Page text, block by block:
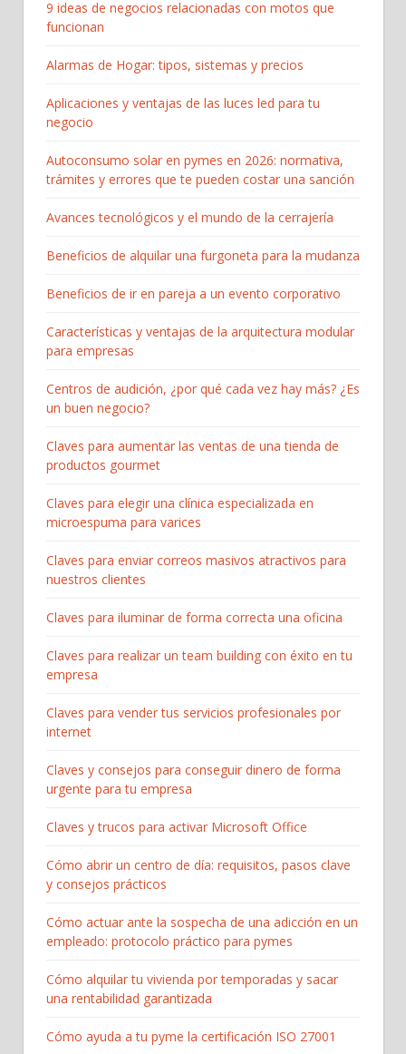
9 ideas de negocios relacionadas con motos que
funcionan
Alarmas de Hogar: tipos, sistemas y precios
Aplicaciones y ventajas de las luces led para tu
negocio
Autoconsumo solar en pymes en 2026: normativa,
trámites y errores que te pueden costar una sanción
Avances tecnológicos y el mundo de la cerrajería
Beneficios de alquilar una furgoneta para la mudanza
Beneficios de ir en pareja a un evento corporativo
Características y ventajas de la arquitectura modular
para empresas
Centros de audición, ¿por qué cada vez hay más? ¿Es
un buen negocio?
Claves para aumentar las ventas de una tienda de
productos gourmet
Claves para elegir una clínica especializada en
microespuma para varices
Claves para enviar correos masivos atractivos para
nuestros clientes
Claves para iluminar de forma correcta una oficina
Claves para realizar un team building con éxito en tu
empresa
Claves para vender tus servicios profesionales por
internet
Claves y consejos para conseguir dinero de forma
urgente para tu empresa
Claves y trucos para activar Microsoft Office
Cómo abrir un centro de día: requisitos, pasos clave
y consejos prácticos
Cómo actuar ante la sospecha de una adicción en un
empleado: protocolo práctico para pymes
Cómo alquilar tu vivienda por temporadas y sacar
una rentabilidad garantizada
Cómo ayuda a tu pyme la certificación ISO 27001